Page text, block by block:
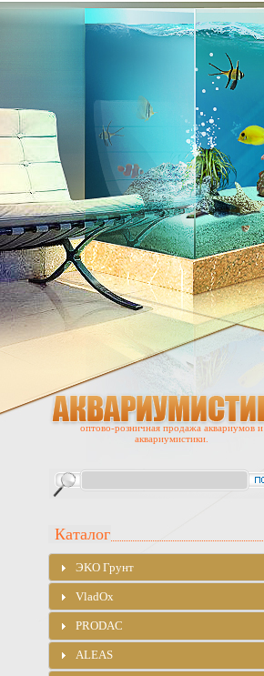
оптово-розничная продажа аквариумов и
аквариумистики.
Каталог
ЭKO Грунт
VladOx
PRODAC
ALEAS